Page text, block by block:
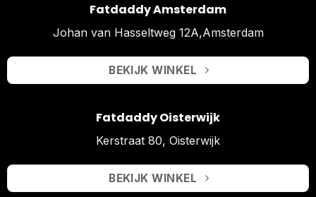
Fatdaddy Amsterdam
Johan van Hasseltweg 12A,Amsterdam
BEKIJK WINKEL
Fatdaddy Oisterwijk
Kerstraat 80, Oisterwijk
BEKIJK WINKEL